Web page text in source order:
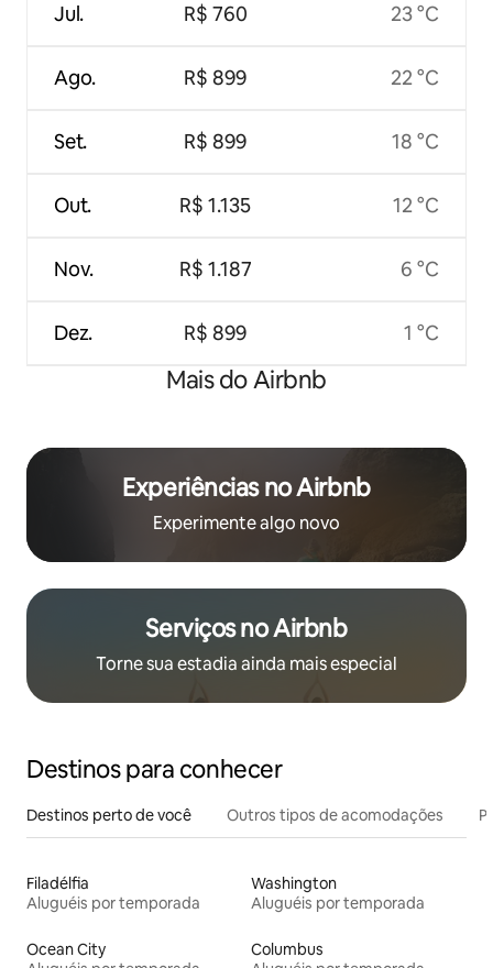
Jul.
Ago.
Set.
Out.
Nov.
Dez.
R$ 760
R$ 899
R$ 899
R$ 1.135
R$ 1.187
R$ 899
23 °C
22 °C
18 °C
12 °C
6 °C
1 °C
Mais do Airbnb
Experiências no Airbnb
Experimente algo novo
Serviços no Airbnb
Torne sua estadia ainda mais especial
Destinos para conhecer
Destinos perto de você Outros tipos de acomodações
Filadélfia
Aluguéis por temporada
Washington
Aluguéis por temporada
Ocean City
Columbus